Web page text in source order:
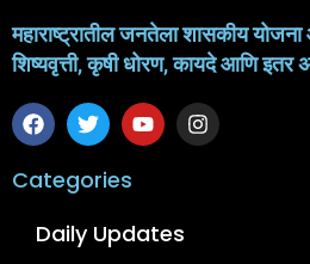
महाराष्ट्रातील जनतेला शासकीय
शिष्यवृत्ती, कृषी धोरण, कायदे आणि इतर
Categories
Daily Updates